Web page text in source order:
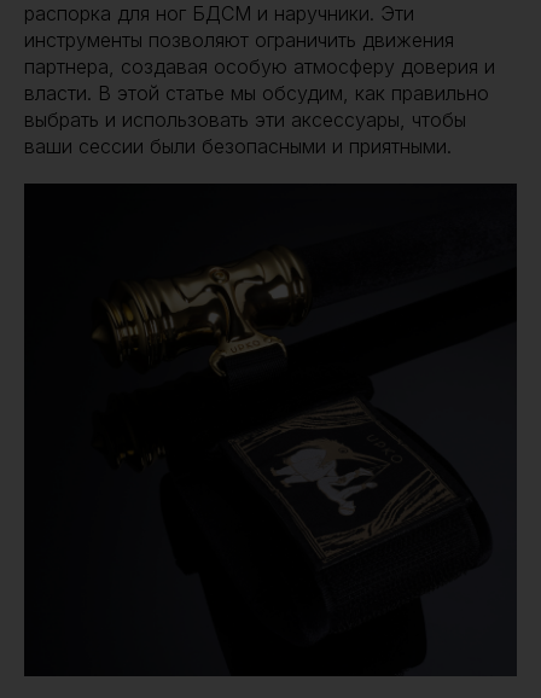
распорка для ног БДСМ и наручники. Эти
инструменты позволяют ограничить движения
партнера, создавая особую атмосферу доверия и
власти. В этой статье мы обсудим, как правильно
выбрать и использовать эти аксессуары, чтобы
ваши сессии были безопасными и приятными.